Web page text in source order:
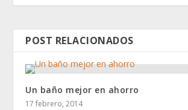
POST RELACIONADOS
Un baño mejor en ahorro
17 febrero, 2014